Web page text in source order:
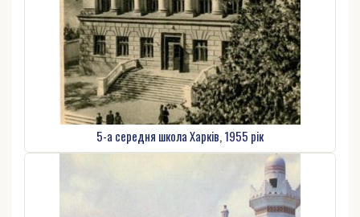
5-а середня школа Харків, 1955 рік